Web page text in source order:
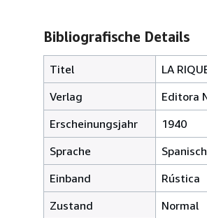
Bibliografische Details
Titel
LA
Verlag
Editora
Erscheinungsjahr
1940
Sprache
Spanisch
Einband
Rústica
Zustand
Normal